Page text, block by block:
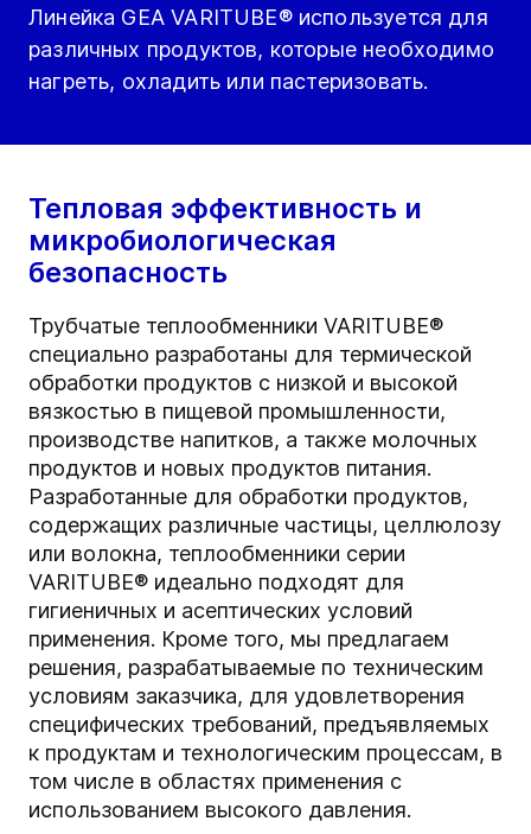
Линейка GEA VARITUBE® используется для
различных продуктов, которые необходимо
нагреть, охладить или пастеризовать.
Тепловая эффективность и
микробиологическая
безопасность
Трубчатые теплообменники VARITUBE®
специально разработаны для термической
обработки продуктов с низкой и высокой
вязкостью в пищевой промышленности,
производстве напитков, а также молочных
продуктов и новых продуктов питания.
Разработанные для обработки продуктов,
содержащих различные частицы, целлюлозу
или волокна, теплообменники серии
VARITUBE® идеально подходят для
гигиеничных и асептических условий
применения. Кроме того, мы предлагаем
решения, разрабатываемые по техническим
условиям заказчика, для удовлетворения
специфических требований, предъявляемых
к продуктам и технологическим процессам, в
том числе в областях применения с
использованием высокого давления.